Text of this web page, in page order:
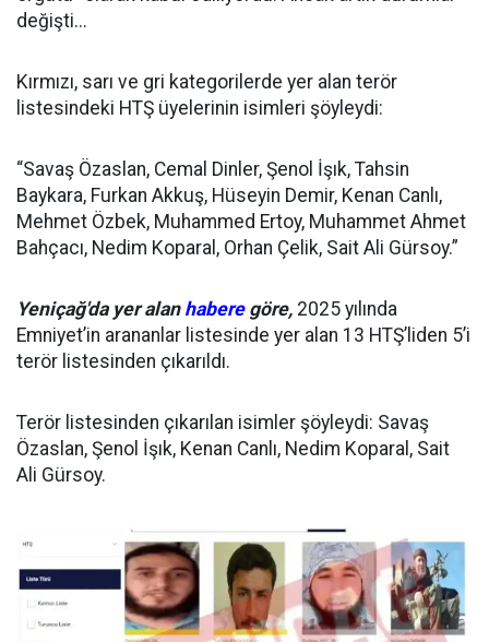
değişti...
Kırmızı, sarı ve gri kategorilerde yer alan terör
listesindeki HTŞ üyelerinin isimleri şöyleydi:
“Savaş Özaslan, Cemal Dinler, Şenol İşık, Tahsin
Baykara, Furkan Akkuş, Hüseyin Demir, Kenan Canlı,
Mehmet Özbek, Muhammed Ertoy, Muhammet Ahmet
Bahçacı, Nedim Koparal, Orhan Çelik, Sait Ali Gürsoy.”
Yeniçağ'da yer alan haberegöre, 2025 yılında
Emniyet’in arananlar listesinde yer alan 13 HTŞ’liden 5’i
terör listesinden çıkarıldı.
Terör listesinden çıkarılan isimler şöyleydi: Savaş
Özaslan, Şenol İşık, Kenan Canlı, Nedim Koparal, Sait
Ali Gürsoy.